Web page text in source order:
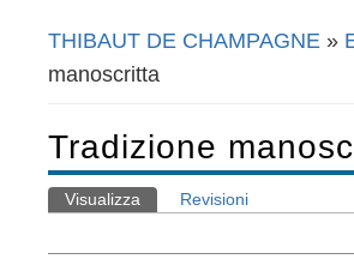
Tu sei qui
THIBAUT DE CHAMPAGNE »
manoscritta
Tradizione
Schede primarie
Visualizza (scheda attiva)
Revisioni